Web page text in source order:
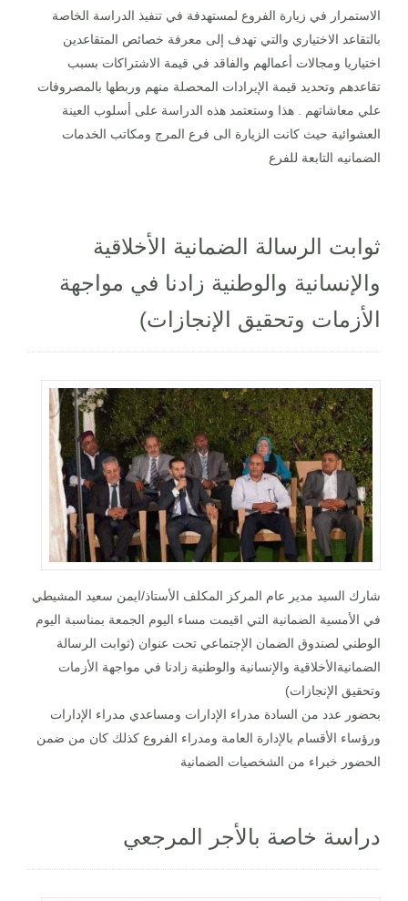
الاستمرار في زيارة الفروع لمستهدفة في تنفيذ الدراسة الخاصة
بالتقاعد الاختياري والتي تهدف إلى معرفة خصائص المتقاعدين
اختياريا ومجالات أعمالهم والفاقد في قيمة الاشتراكات بسبب
تقاعدهم وتحديد قيمة الإيرادات المحصلة منهم وربطها بالمصروفات
علي معاشاتهم . هذا وستعتمد هذه الدراسة على أسلوب العينة
العشوائية حيث كانت الزيارة الى فرع المرج ومكاتب الخدمات
الضمانيه التابعة للفرع
ثوابت الرسالة الضمانية الأخلاقية
والإنسانية والوطنية زادنا في مواجهة
الأزمات وتحقيق الإنجازات)
شارك السيد مدير عام المركز المكلف الأستاذ/ايمن سعيد المشيطي
في الأمسية الضمانية التي اقيمت مساء اليوم الجمعة بمناسبة اليوم
الوطني لصندوق الضمان الإجتماعي تحت عنوان (ثوابت الرسالة
الضمانيةالأخلاقية والإنسانية والوطنية زادنا في مواجهة الأزمات
وتحقيق الإنجازات)
بحضور عدد من السادة مدراء الإدارات ومساعدي مدراء الإدارات
ورؤساء الأقسام بالإدارة العامة ومدراء الفروع كذلك كان من ضمن
الحضور خبراء من الشخصيات الضمانية
دراسة خاصة بالأجر المرجعي